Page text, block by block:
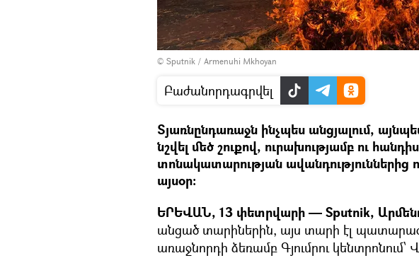
© Sputnik / Armenuhi Mkhoyan
Բաժանորդագրվել
Տյառնընդառաջն ինչպես անցյալում,
նշվել մեծ շուքով, ուրախությամբ ու
տոնակատարության ավանդություններից
այսօր:
ԵՐԵՎԱՆ, 13 փետրվարի — Sputnik,
անցած տարիներին, այս տարի էլ
առաջնորդի ձեռամբ Գյումրու